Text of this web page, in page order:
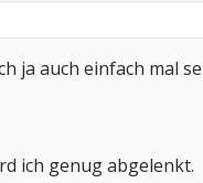
ja auch einfach mal
ich genug abgelenkt.